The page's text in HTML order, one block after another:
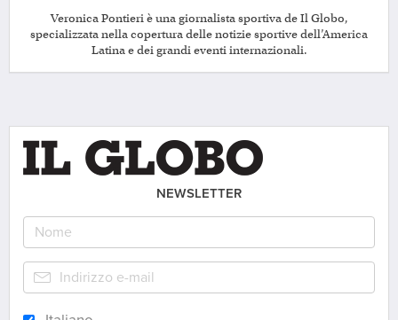
Veronica Pontieri è una giornalista sportiva de Il Globo,
specializzata nella copertura delle notizie sportive dell’America
Latina e dei grandi eventi internazionali.
NEWSLETTER